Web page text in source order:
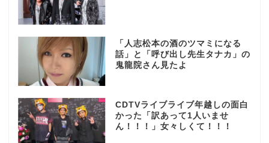
「人志松本の酒のツマミになる
話」と「呼び出し先生タナカ」の
鬼龍院さん見たよ
CDTVライブライブ年越しの面白
かった「訳あって1人いませ
ん！！！」女々しくて！！！